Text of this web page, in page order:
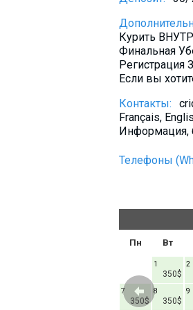
Курить
Финальная
Регистрация
Если вы
Контакты:
Français,
Информация,
Телефоны
Пн Вт
350$
1 2
350$
7
350$
8 9